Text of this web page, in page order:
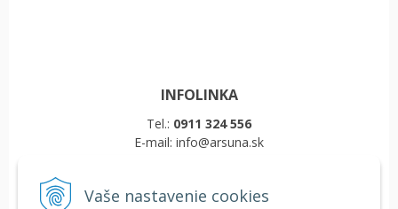
Vaše nastavenie cookies
INFOLINKA
Tel.: 0911 324 556
E-mail: info@arsuna.sk
VŠETKO O NÁKUPE